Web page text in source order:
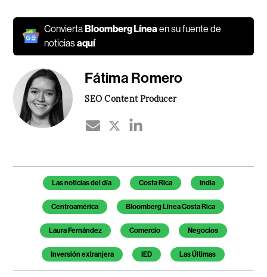
ConviertaBloomberg Línea en su fuente de
noticiasaquí
Fátima Romero
SEO Content Producer
Temas de este artículo
Las noticias del día Costa Rica India
Centroamérica Bloomberg Línea Costa Rica
Laura Fernández Comercio Negocios
Inversión extranjera IED Las Últimas